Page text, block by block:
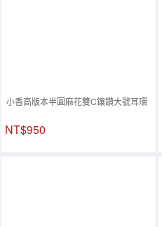
小香高版本半圓麻花雙C鑲鑽大號耳環
NT$950